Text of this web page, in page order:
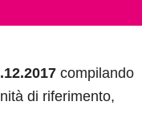
compilando
di riferimento,